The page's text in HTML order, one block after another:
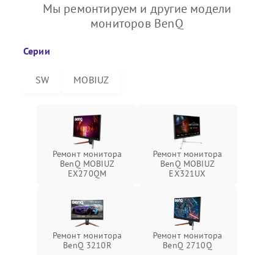
Мы ремонтируем и другие модели
мониторов BenQ
Серии
SW MOBIUZ
Ремонт монитора
BenQ MOBIUZ
EX270QM
Ремонт монитора
BenQ MOBIUZ
EX321UX
Ремонт монитора
BenQ 3210R
Ремонт монитора
BenQ 2710Q